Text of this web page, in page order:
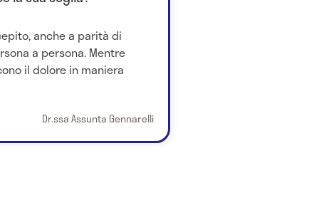
anche a parità di
a persona. Mentre
il dolore in maniera
Dr.ssa Assunta Gennarelli